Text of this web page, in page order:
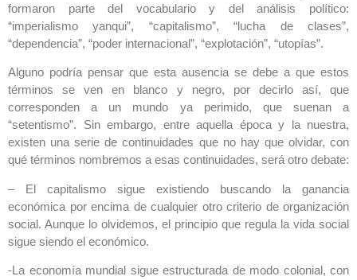
formaron parte del vocabulario y del análisis político:
“imperialismo yanqui”, “capitalismo”, “lucha de clases”,
“dependencia”, “poder internacional”, “explotación”, “utopías”.
Alguno podría pensar que esta ausencia se debe a que estos
términos se ven en blanco y negro, por decirlo así, que
corresponden a un mundo ya perimido, que suenan a
“setentismo”. Sin embargo, entre aquella época y la nuestra,
existen una serie de continuidades que no hay que olvidar, con
qué términos nombremos a esas continuidades, será otro debate:
– El capitalismo sigue existiendo buscando la ganancia
económica por encima de cualquier otro criterio de organización
social. Aunque lo olvidemos, el principio que regula la vida social
sigue siendo el económico.
-La economía mundial sigue estructurada de modo colonial, con